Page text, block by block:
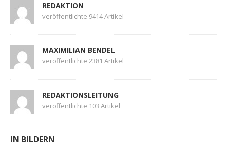
REDAKTION
veröffentlichte 9414 Artikel
MAXIMILIAN BENDEL
veröffentlichte 2381 Artikel
REDAKTIONSLEITUNG
veröffentlichte 103 Artikel
IN BILDERN